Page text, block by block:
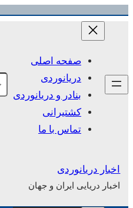
رفتن
صفحه اصلی
دریانوردی
بنادر و دریانوردی
کشتیرانی
تماس با ما
اخبار دریانوردی
اخبار دریایی ایران و جهان